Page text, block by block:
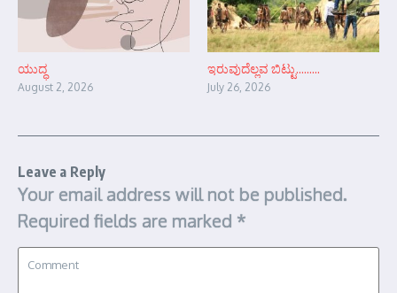
ಯುದ್ಧ
August 2, 2026
ಇರುವುದೆಲ್ಲವ ಬಿಟ್ಟು………
July 26, 2026
Leave a Reply
Your email address will not be published.
Required fields are marked *